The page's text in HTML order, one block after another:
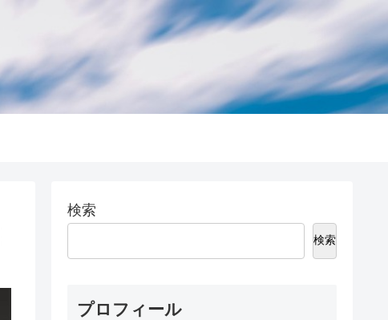
検索
検索
プロフィール